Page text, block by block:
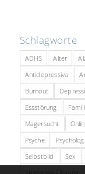
Schlagworte
ADHS Alter
Antidepressiva
Burnout
Essstörung
Magersucht
Psyche
Selbstbild
Sex